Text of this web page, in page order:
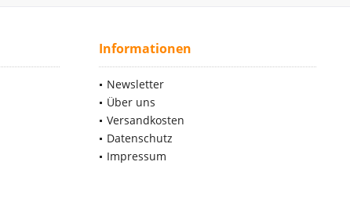
Informationen
Newsletter
Über uns
Versandkosten
Datenschutz
Impressum